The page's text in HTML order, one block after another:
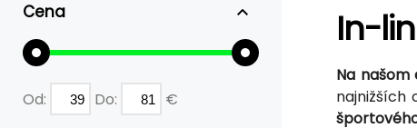
Cena
Od: Do: €
In-
Na
najnižších